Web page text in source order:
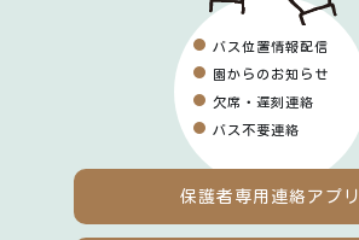
保護者専用 連絡アプリ
バス位置情報配信
園からのお知らせ
欠席・遅刻連絡
バス不要連絡